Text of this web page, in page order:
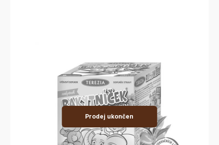
Prodej ukončen